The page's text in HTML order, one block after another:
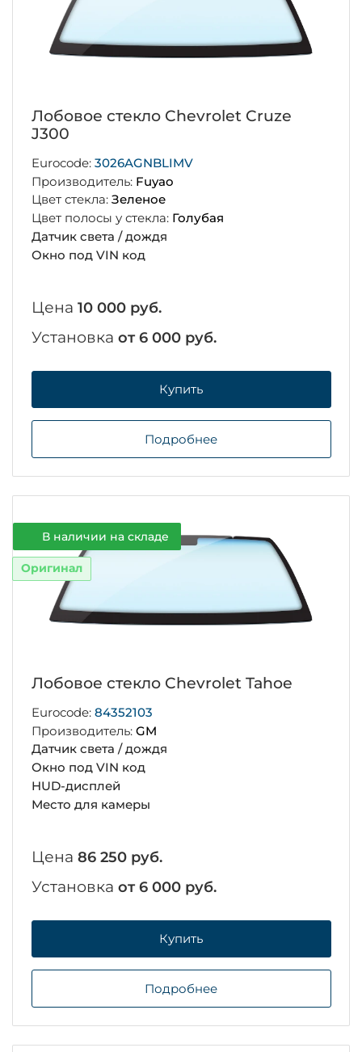
Лобовое стекло Chevrolet Cruze
J300
Eurocode: 3026AGNBLIMV
Производитель: Fuyao
Цвет стекла: Зеленое
Цвет полосы у стекла: Голубая
Датчик света / дождя
Окно под VIN код
Цена 10 000 руб.
Установка от 6 000 руб.
Купить
Подробнее
В наличии на складе
Оригинал
Лобовое стекло Chevrolet Tahoe
Eurocode: 84352103
Производитель: GM
Датчик света / дождя
Окно под VIN код
HUD-дисплей
Место для камеры
Цена 86 250 руб.
Установка от 6 000 руб.
Купить
Подробнее